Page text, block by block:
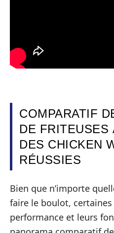
COMPARATIF
DE FRITEUSES
DES CHICKEN
RÉUSSIES
Bien que n’importe
faire le boulot,
performance et leurs